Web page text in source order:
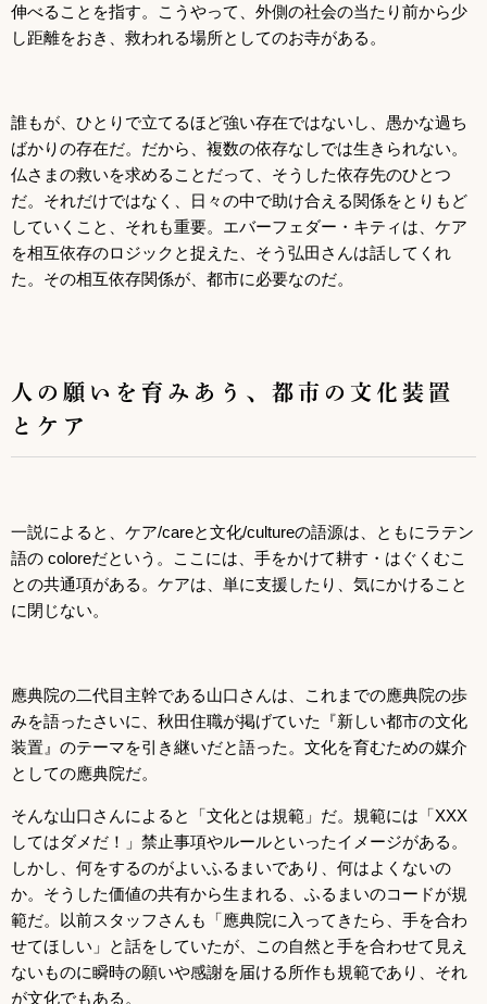
伸べることを指す。こうやって、外側の社会の当たり前から少
し距離をおき、救われる場所としてのお寺がある。
誰もが、ひとりで立てるほど強い存在ではないし、愚かな過ち
ばかりの存在だ。だから、複数の依存なしでは生きられない。
仏さまの救いを求めることだって、そうした依存先のひとつ
だ。それだけではなく、日々の中で助け合える関係をとりもど
していくこと、それも重要。エバーフェダー・キティは、ケア
を相互依存のロジックと捉えた、そう弘田さんは話してくれ
た。その相互依存関係が、都市に必要なのだ。
人の願いを育みあう、都市の文化装置
とケア
一説によると、ケア/careと文化/cultureの語源は、ともにラテン
語の coloreだという。ここには、手をかけて耕す・はぐくむこ
との共通項がある。ケアは、単に支援したり、気にかけること
に閉じない。
應典院の二代目主幹である山口さんは、これまでの應典院の歩
みを語ったさいに、秋田住職が掲げていた『新しい都市の文化
装置』のテーマを引き継いだと語った。文化を育むための媒介
としての應典院だ。
そんな山口さんによると「文化とは規範」だ。規範には「XXX
してはダメだ！」禁止事項やルールといったイメージがある。
しかし、何をするのがよいふるまいであり、何はよくないの
か。そうした価値の共有から生まれる、ふるまいのコードが規
範だ。以前スタッフさんも「應典院に入ってきたら、手を合わ
せてほしい」と話をしていたが、この自然と手を合わせて見え
ないものに瞬時の願いや感謝を届ける所作も規範であり、それ
が文化でもある。